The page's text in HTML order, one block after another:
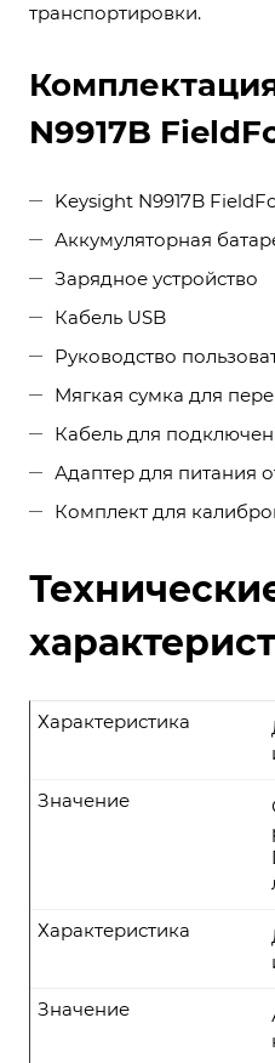
транспортировки.
N9917B
Keysight N9917B
Аккумуляторная
Зарядное устройство
Кабель USB
Руководство
Мягкая сумка для
Кабель для
Адаптер для питания
Комплект для
Характеристика
Значение
Характеристика
Значение